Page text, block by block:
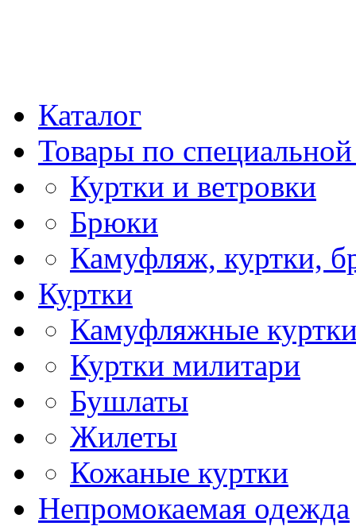
Каталог
Товары по
Куртки и ветровки
Брюки
Камуфляж, куртки,
Куртки
Камуфляжные
Куртки милитари
Бушлаты
Жилеты
Кожаные куртки
Непромокаемая одежда